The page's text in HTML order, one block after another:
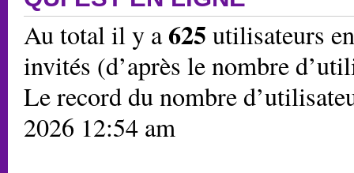
Au total il y a625 utilisateurs
invités (d’après le nombre
Le record du nombre
2026 12:54 am